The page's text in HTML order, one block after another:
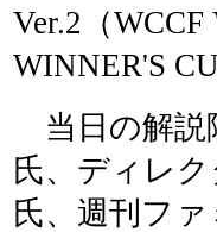
Ver.2（
WINNER'S
当日の解説
氏、ディレ
氏、週刊フ